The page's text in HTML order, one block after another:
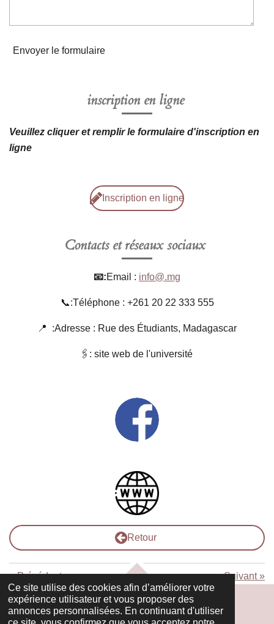
Ce site utilise des cookies afin d’améliorer votre
expérience utilisateur et vous proposer des
annonces personnalisées. En continuant d'utiliser
Envoyer le formulaire
inscription en ligne
Veuillez cliquer et remplir le formulaire d'inscription en
ligne
Inscription en ligne
Contacts et réseaux sociaux
📧:Email : info@.mg
📞:Téléphone : +261 20 22 333 555
📍 :Adresse : Rue des Étudiants, Madagascar
🖇: site web de l'université
Retour
«Précédent Suivant»
HAUT